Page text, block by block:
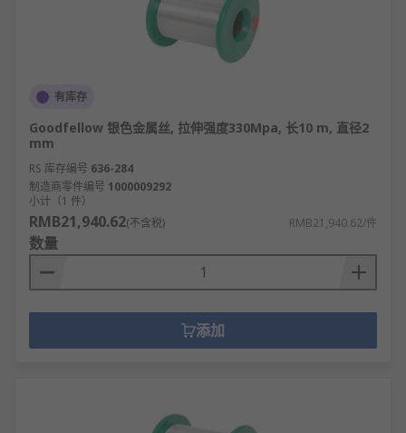
有库存
Goodfellow 银色金属丝, 拉伸强度330Mpa, 长10 m, 直径2
mm
RS 库存编号 636-284
制造商零件编号 1000009292
小计（1 件）
RMB21,940.62(不含税) RMB21,940.62/件
数量
添加